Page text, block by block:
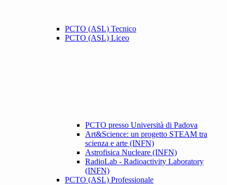
PCTO (ASL) Tecnico
PCTO (ASL) Liceo
PCTO presso Università di Padova
Art&Science: un progetto STEAM tra
scienza e arte (INFN)
Astrofisica Nucleare (INFN)
RadioLab - Radioactivity Laboratory
(INFN)
PCTO (ASL) Professionale